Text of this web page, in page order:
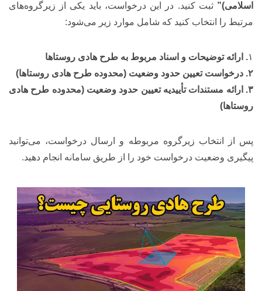
اسلامی)” ثبت کنید. در این درخواست، باید یکی از زیرگروه‌های
مرتبط را انتخاب کنید که شامل موارد زیر می‌شود:
۱. ارائه توضیحات و اسناد مربوط به طرح هادی روستاها
۲. درخواست تعیین حدود وضعیت (محدوده طرح هادی روستاها)
۳. ارائه مستندات تأییدیه تعیین حدود وضعیت (محدوده طرح هادی
روستاها)
پس از انتخاب زیرگروه مربوطه و ارسال درخواست، می‌توانید
پیگیری وضعیت درخواست خود را از طریق سامانه انجام دهید.